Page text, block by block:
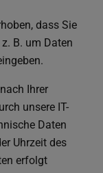
dass Sie
B. um Daten
Ihrer
unsere IT-
Daten
Uhrzeit des
erfolgt